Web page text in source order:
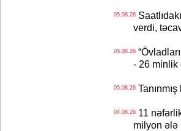
05.08.26
verdi,
05.08.26
- 26 minlik
05.08.26Tanınmış
04.08.2611
milyon ələ